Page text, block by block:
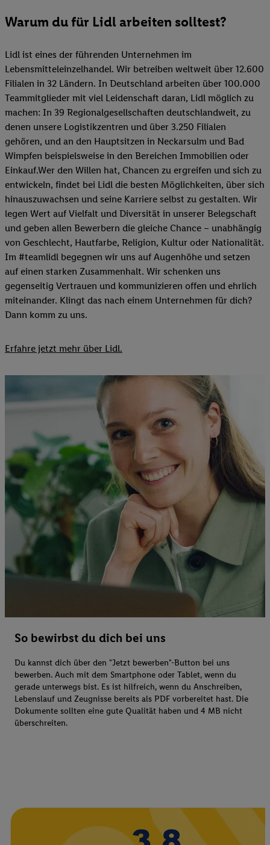
Warum du für Lidl arbeiten solltest?
Lidl ist eines der führenden Unternehmen im
Lebensmitteleinzelhandel. Wir betreiben weltweit über 12.600
Filialen in 32 Ländern. In Deutschland arbeiten über 100.000
Teammitglieder mit viel Leidenschaft daran, Lidl möglich zu
machen: In 39 Regionalgesellschaften deutschlandweit, zu
denen unsere Logistikzentren und über 3.250 Filialen
gehören, und an den Hauptsitzen in Neckarsulm und Bad
Wimpfen beispielsweise in den Bereichen Immobilien oder
Einkauf.Wer den Willen hat, Chancen zu ergreifen und sich zu
entwickeln, findet bei Lidl die besten Möglichkeiten, über sich
hinauszuwachsen und seine Karriere selbst zu gestalten. Wir
legen Wert auf Vielfalt und Diversität in unserer Belegschaft
und geben allen Bewerbern die gleiche Chance – unabhängig
von Geschlecht, Hautfarbe, Religion, Kultur oder Nationalität.
Im #teamlidl begegnen wir uns auf Augenhöhe und setzen
auf einen starken Zusammenhalt. Wir schenken uns
gegenseitig Vertrauen und kommunizieren offen und ehrlich
miteinander. Klingt das nach einem Unternehmen für dich?
Dann komm zu uns.​
Erfahre jetzt mehr über Lidl.
So bewirbst du dich bei uns
Du kannst dich über den "Jetzt bewerben"-Button bei uns
bewerben. Auch mit dem Smartphone oder Tablet, wenn du
gerade unterwegs bist. Es ist hilfreich, wenn du Anschreiben,
Lebenslauf und Zeugnisse bereits als PDF vorbereitet hast. Die
Dokumente sollten eine gute Qualität haben und 4 MB nicht
überschreiten.